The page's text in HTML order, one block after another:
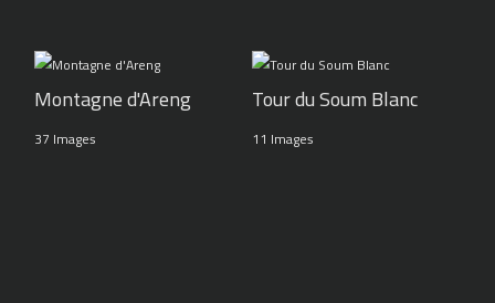
Montagne d'Areng
37 Images
Tour du Soum Blanc
11 Images